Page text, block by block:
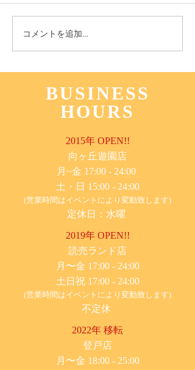
コメントを追加…
BUSINESS
HOURS
2015年 OPEN!!
​向ヶ丘遊園店
月~金 17:00 - 24:00
土・日 15:00 - 24:00
(営業時間はイベントにより変動致します)
定休日：水曜
2019年 OPEN!!
​読売ランド店
月〜金 17:00 - 24:00
土日祝 17:00 - 24:00
(営業時間はイベントにより変動致します)
不定休
2022年 移転
​登戸店
月〜金 18:00 - 25:00